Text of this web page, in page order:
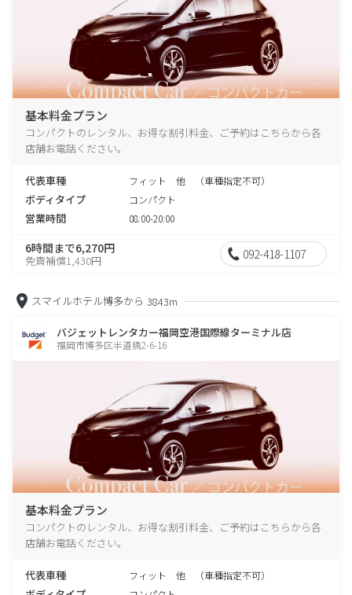
基本料金プラン
コンパクトのレンタル、お得な割引料金、ご予約はこちらから各
店舗お電話ください。
代表車種 フィット 他 （車種指定不可）
ボディタイプ コンパクト
営業時間 08:00-20:00
6時間まで6,270円
免責補償1,430円 092-418-1107
スマイルホテル博多から 3843m
バジェットレンタカー福岡空港国際線ターミナル店
福岡市博多区半道橋2-6-16
基本料金プラン
コンパクトのレンタル、お得な割引料金、ご予約はこちらから各
店舗お電話ください。
代表車種 フィット 他 （車種指定不可）